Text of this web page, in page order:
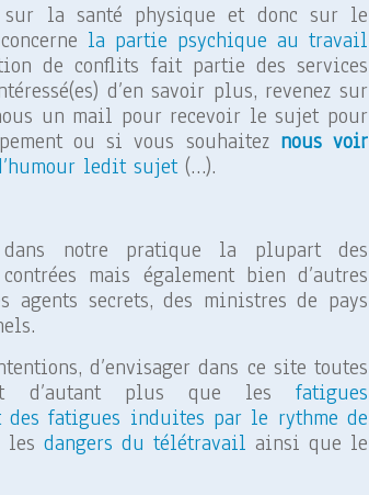
sur la santé physique et donc sur le
la partie psychique au travail
de conflits fait partie des services
d’en savoir plus, revenez sur
un mail pour recevoir le sujet pour
ou si vous souhaitez nous voir
ledit sujet(…).
dans notre pratique la plupart des
mais également bien d’autres
secrets, des ministres de pays
d’envisager dans ce site toutes
d’autant plus que les fatigues
des fatigues induites par le rythme de
les dangers du télétravail ainsi que le